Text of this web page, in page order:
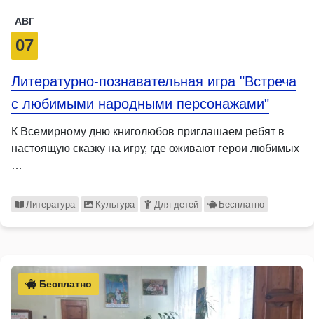
АВГ
07
Литературно-познавательная игра "Встреча
с любимыми народными персонажами"
К Всемирному дню книголюбов приглашаем ребят в
настоящую сказку на игру, где оживают герои любимых
…
Литература Культура Для детей Бесплатно
Бесплатно